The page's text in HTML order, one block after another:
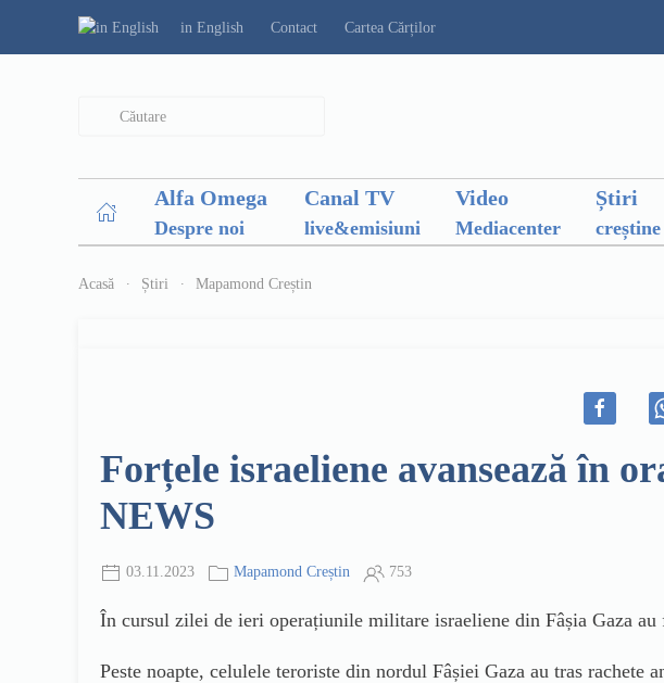
in English Contact Cartea Cărților
Alfa Omega
Despre noi
Canal TV
live&emisiuni
Video
Mediacenter
Știri
creștine
Acasă Știri Mapamond Creștin
Forțele israeliene avansează în
NEWS
03.11.2023 Mapamond Creștin 753
În cursul zilei de ieri operațiunile militare israeliene din Fâșia Gaza
Peste noapte, celulele teroriste din nordul Fâșiei Gaza au tras